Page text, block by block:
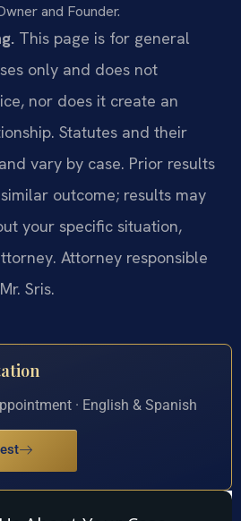
and Founder.
This page is for general
only and does not
nor does it create an
Statutes and their
vary by case. Prior results
outcome; results may
your specific situation,
Attorney responsible
Sris.
· English & Spanish